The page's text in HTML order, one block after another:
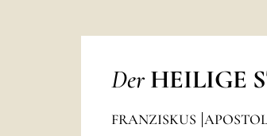
Der HEILIGE
FRANZISKUS